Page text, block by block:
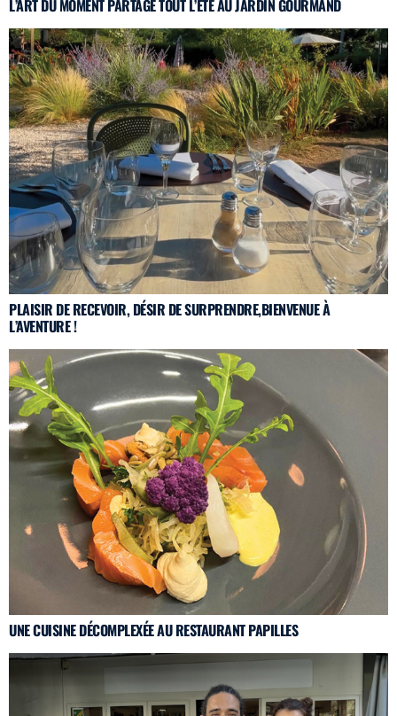
L’ART DU MOMENT PARTAGÉ TOUT L’ÉTÉ AU JARDIN GOURMAND
PLAISIR DE RECEVOIR, DÉSIR DE SURPRENDRE,BIENVENUE À
L’AVENTURE !
UNE CUISINE DÉCOMPLEXÉE AU RESTAURANT PAPILLES